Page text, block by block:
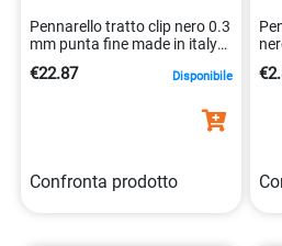
Pennarello tratto clip nero 0.3
mm punta fine made in italy
€22.87 Disponibile
Confronta prodotto